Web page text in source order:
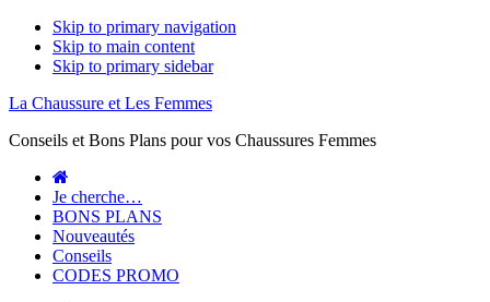
Skip to primary navigation
Skip to main content
Skip to primary sidebar
La Chaussure et Les Femmes
Conseils et Bons Plans pour vos Chaussures Femmes
Je cherche…
BONS PLANS
Nouveautés
Conseils
CODES PROMO